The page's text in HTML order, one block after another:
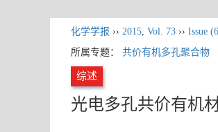
化学学报 ›› 2015, Vol. 73 ›› Issue
所属专题： 共价有机多孔聚合物
综述
光电多孔共价有机